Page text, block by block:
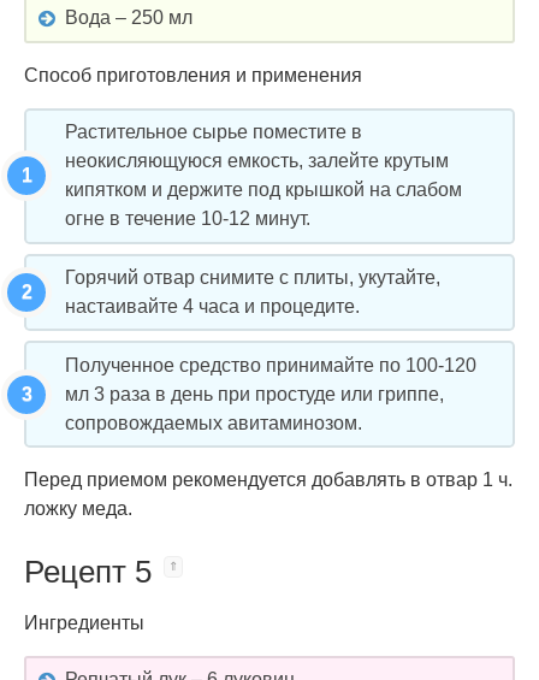
Вода – 250 мл
Способ приготовления и применения
Растительное сырье поместите в
неокисляющуюся емкость, залейте крутым
кипятком и держите под крышкой на слабом
огне в течение 10-12 минут.
Горячий отвар снимите с плиты, укутайте,
настаивайте 4 часа и процедите.
Полученное средство принимайте по 100-120
мл 3 раза в день при простуде или гриппе,
сопровождаемых авитаминозом.
Перед приемом рекомендуется добавлять в отвар 1 ч.
ложку меда.
Рецепт 5
Ингредиенты